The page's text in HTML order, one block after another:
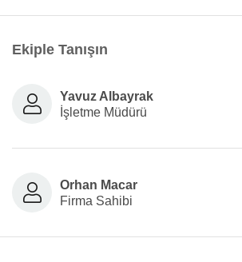
Ekiple Tanışın
Yavuz Albayrak
İşletme Müdürü
Orhan Macar
Firma Sahibi